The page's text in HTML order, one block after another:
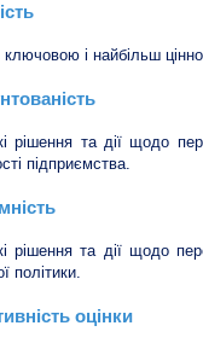
і найбільш
рішення та дії щодо
підприємства.
рішення та дії щодо
політики.
оцінки